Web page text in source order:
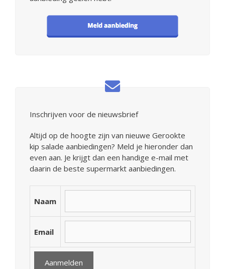
Inschrijven voor de nieuwsbrief
Altijd op de hoogte zijn van nieuwe Gerookte
kip salade aanbiedingen? Meld je hieronder dan
even aan. Je krijgt dan een handige e-mail met
daarin de beste supermarkt aanbiedingen.
Naam
Email